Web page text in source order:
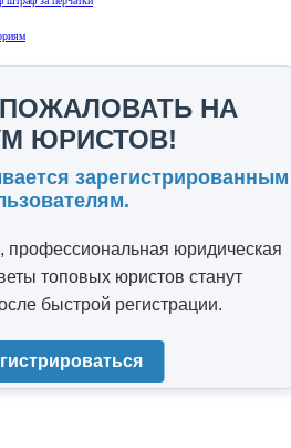
НА
ЮРИСТОВ!
зарегистрированным
юридическая
топовых юристов станут
быстрой регистрации.